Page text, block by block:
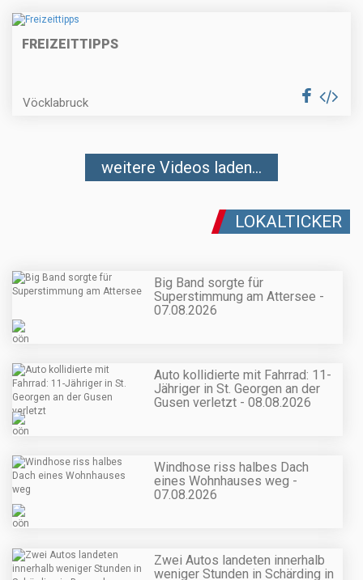
FREIZEITTIPPS
Vöcklabruck
weitere Videos laden...
LOKALTICKER
Big Band sorgte für
Superstimmung am Attersee -
07.08.2026
Auto kollidierte mit Fahrrad: 11-
Jähriger in St. Georgen an der
Gusen verletzt - 08.08.2026
Windhose riss halbes Dach
eines Wohnhauses weg -
07.08.2026
Zwei Autos landeten innerhalb
weniger Stunden in Schärding in